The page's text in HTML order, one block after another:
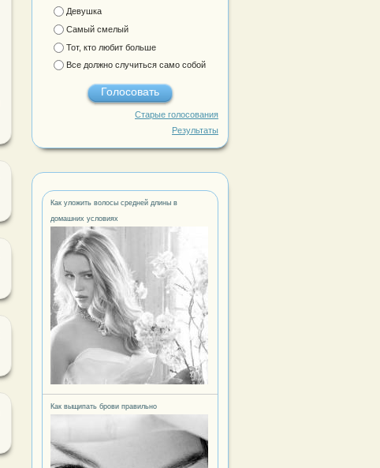
Девушка
Самый смелый
Тот, кто любит больше
Все должно случиться само собой
Старые голосования
Результаты
Как уложить волосы средней длины в
домашних условиях
Как выщипать брови правильно